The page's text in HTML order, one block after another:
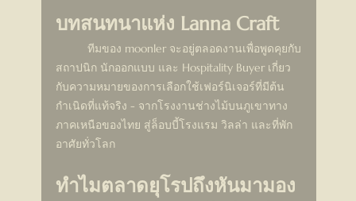
บทสนทนาแห่ง Lanna Craft
สถาปนิก นักออกแบบ และ Hospitality Buyer เกี่ยว
กับความหมายของการเลือกใช้เฟอร์นิเจอร์ที่มีต้น
กำเนิดที่แท้จริง - จากโรงงานช่างไม้บนภูเขาทาง
ภาคเหนือของไทย สู่ล็อบบี้โรงแรม วิลล่า และที่พัก
อาศัยทั่วโลก
ทำไมตลาดยุโรปถึงหันมามอง